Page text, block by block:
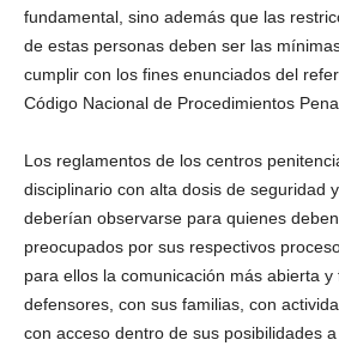
fundamental, sino además que las
de estas personas deben ser las
cumplir con los fines enunciados del
Código Nacional de Procedimientos
Los reglamentos de los centros
disciplinario con alta dosis de seguridad
deberían observarse para quienes
preocupados por sus respectivos
para ellos la comunicación más abierta y
defensores, con sus familias, con
con acceso dentro de sus posibilidades